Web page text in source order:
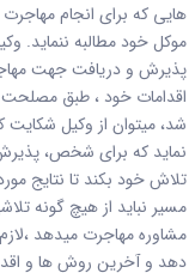
هایی که برای انجام
موکل خود مطالبه ننماید.
پذیرش و دریافت جهت
اقدامات خود ، طبق مصلحت
شد، میتوان از وکیل
نماید که برای شخص،
تلاش خود بکند تا نتایج
مسیر نباید از هیچ گونه
مشاوره مهاجرت میدهد
دهد و آخرین روش ها و